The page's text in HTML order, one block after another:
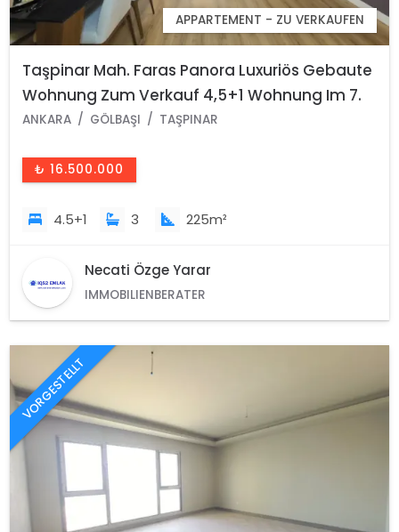
APPARTEMENT - ZU VERKAUFEN
Taşpinar Mah. Faras Panora Luxuriös Gebaute
Wohnung Zum Verkauf 4,5+1 Wohnung Im 7.
Stock Gölbaşi Ankara
ANKARA GÖLBAŞI TAŞPINAR
₺ 16.500.000
4.5+1 3 225m²
Necati Özge Yarar
IMMOBILIENBERATER
VORGESTELLT